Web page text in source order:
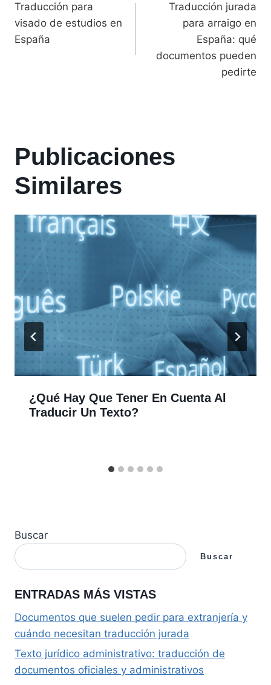
Traducción para
visado de estudios en
España
Traducción jurada
para arraigo en
España: qué
documentos pueden
pedirte
Publicaciones
Similares
¿Qué Hay Que Tener En Cuenta Al
Traducir Un Texto?
Buscar
Buscar
ENTRADAS MÁS VISTAS
Documentos que suelen pedir para extranjería y
cuándo necesitan traducción jurada
Texto jurídico administrativo: traducción de
documentos oficiales y administrativos